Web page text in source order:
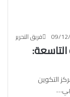
فريق التحرير 09/
التكوين